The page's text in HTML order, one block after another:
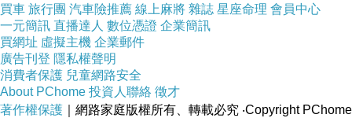
買車 旅行團 汽車險推薦 線上麻將 雜誌 星座命理 會員中心
一元簡訊 直播達人 數位憑證 企業簡訊
買網址 虛擬主機 企業郵件
廣告刊登 隱私權聲明
消費者保護 兒童網路安全
About PChome 投資人聯絡 徵才
著作權保護 ｜網路家庭版權所有、轉載必究 ‧Copyright PChome